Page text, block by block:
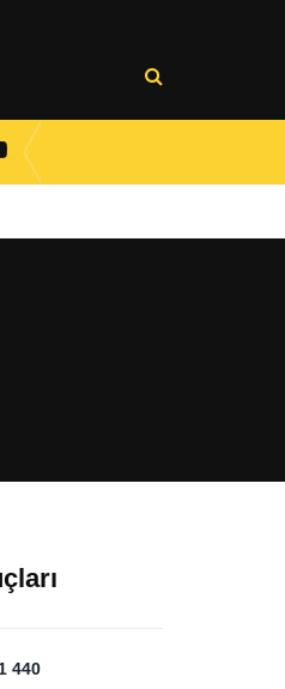
440